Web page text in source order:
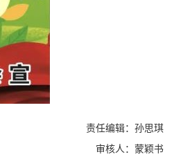
责任编辑：孙思琪
审核人：蒙颖书